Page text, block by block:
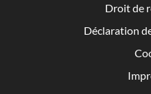
Droit de
Déclaration